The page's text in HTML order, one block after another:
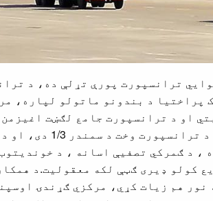
ترانسپورت پورې تړلې ده، د
د بندونو ماتولو لپاره،
او د ترانسپورت جامع لګښت
د ګمرکي تصفیې اسانه ، د
کولو ډیری ګټې لکه معقولیت.د
هم زیات کړي، مرکزي ګړندۍ